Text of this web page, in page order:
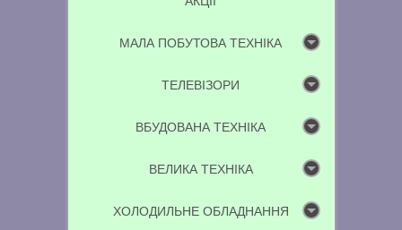
МАЛА ПОБУТОВА ТЕХНІКА
ТЕЛЕВІЗОРИ
ВБУДОВАНА ТЕХНІКА
ВЕЛИКА ТЕХНІКА
ХОЛОДИЛЬНЕ ОБЛАДНАННЯ